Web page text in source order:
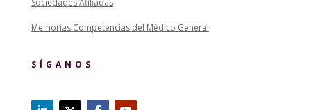
Sociedades Afiliadas
Memorias Competencias del Médico General
SÍGANOS